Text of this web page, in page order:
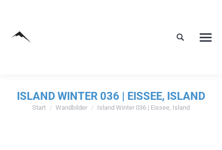
ISLAND WINTER 036 | EISSEE, ISLAND
Sie befinden sich hier:
Start Wandbilder Island Winter 036 | Eissee, Island